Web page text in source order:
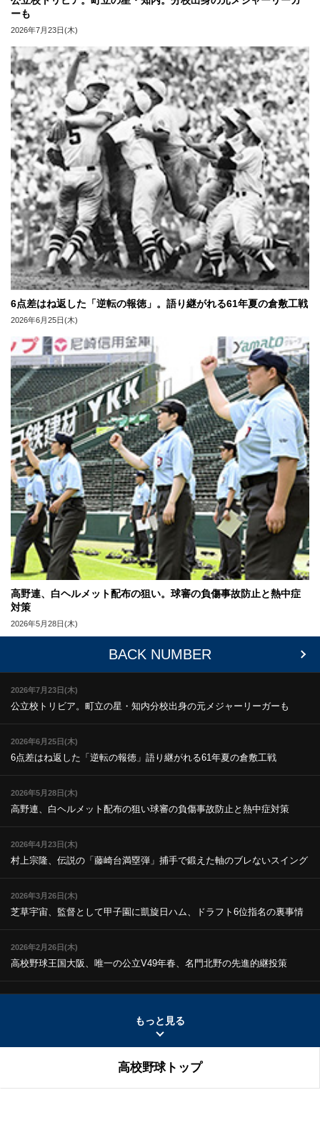
ーも
2026年7月23日(木)
6点差はね返した「逆転の報徳」。語り継がれる61年夏の倉敷工戦
2026年6月25日(木)
高野連、白ヘルメット配布の狙い。球審の負傷事故防止と熱中症
対策
2026年5月28日(木)
BACK NUMBER
2026年7月23日(木)
公立校トリビア。町立の星・知内分校出身の元メジャーリーガーも
2026年6月25日(木)
6点差はね返した「逆転の報徳」 語り継がれる61年夏の倉敷工戦
2026年5月28日(木)
高野連、白ヘルメット配布の狙い球審の負傷事故防止と熱中症対策
2026年4月23日(木)
村上宗隆、伝説の「藤崎台満塁弾」 捕手で鍛えた軸のブレないスイング
2026年3月26日(木)
芝草宇宙、監督として甲子園に凱旋 日ハム、ドラフト6位指名の裏事情
2026年2月26日(木)
高校野球王国大阪、唯一の公立V49年春、名門北野の先進的継投策
広島商、伝統の「真剣の刃渡り」 経験者が語る「怖さ」と「達観」
2025年12月25日(木)
高校野球、28年春から7回制移行か!?V投手・愛甲猛「9回制は野球の根
もっと見る
高校野球トップ